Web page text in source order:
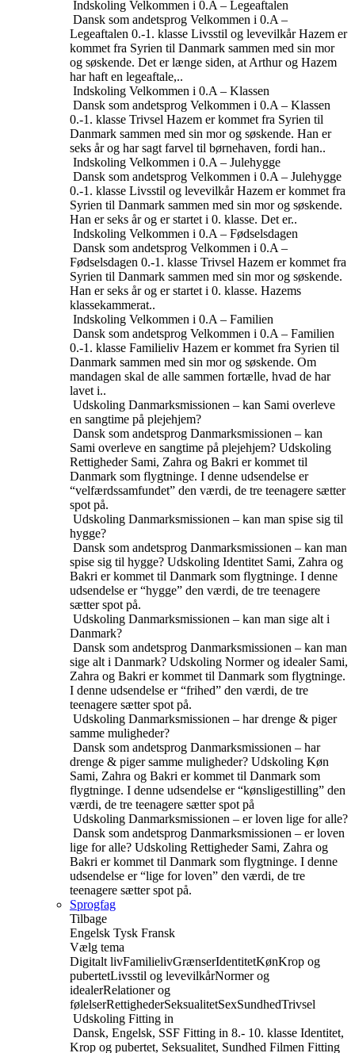
Indskoling Velkommen i 0.A – Legeaftalen
Dansk som andetsprog Velkommen i 0.A –
Legeaftalen 0.-1. klasse Livsstil og levevilkår Hazem er
kommet fra Syrien til Danmark sammen med sin mor
og søskende. Det er længe siden, at Arthur og Hazem
har haft en legeaftale,..
Indskoling Velkommen i 0.A – Klassen
Dansk som andetsprog Velkommen i 0.A – Klassen
0.-1. klasse Trivsel Hazem er kommet fra Syrien til
Danmark sammen med sin mor og søskende. Han er
seks år og har sagt farvel til børnehaven, fordi han..
Indskoling Velkommen i 0.A – Julehygge
Dansk som andetsprog Velkommen i 0.A – Julehygge
0.-1. klasse Livsstil og levevilkår Hazem er kommet fra
Syrien til Danmark sammen med sin mor og søskende.
Han er seks år og er startet i 0. klasse. Det er..
Indskoling Velkommen i 0.A – Fødselsdagen
Dansk som andetsprog Velkommen i 0.A –
Fødselsdagen 0.-1. klasse Trivsel Hazem er kommet fra
Syrien til Danmark sammen med sin mor og søskende.
Han er seks år og er startet i 0. klasse. Hazems
klassekammerat..
Indskoling Velkommen i 0.A – Familien
Dansk som andetsprog Velkommen i 0.A – Familien
0.-1. klasse Familieliv Hazem er kommet fra Syrien til
Danmark sammen med sin mor og søskende. Om
mandagen skal de alle sammen fortælle, hvad de har
lavet i..
Udskoling Danmarksmissionen – kan Sami overleve
en sangtime på plejehjem?
Dansk som andetsprog Danmarksmissionen – kan
Sami overleve en sangtime på plejehjem? Udskoling
Rettigheder Sami, Zahra og Bakri er kommet til
Danmark som flygtninge. I denne udsendelse er
“velfærdssamfundet” den værdi, de tre teenagere sætter
spot på.
Udskoling Danmarksmissionen – kan man spise sig til
hygge?
Dansk som andetsprog Danmarksmissionen – kan man
spise sig til hygge? Udskoling Identitet Sami, Zahra og
Bakri er kommet til Danmark som flygtninge. I denne
udsendelse er “hygge” den værdi, de tre teenagere
sætter spot på.
Udskoling Danmarksmissionen – kan man sige alt i
Danmark?
Dansk som andetsprog Danmarksmissionen – kan man
sige alt i Danmark? Udskoling Normer og idealer Sami,
Zahra og Bakri er kommet til Danmark som flygtninge.
I denne udsendelse er “frihed” den værdi, de tre
teenagere sætter spot på.
Udskoling Danmarksmissionen – har drenge & piger
samme muligheder?
Dansk som andetsprog Danmarksmissionen – har
drenge & piger samme muligheder? Udskoling Køn
Sami, Zahra og Bakri er kommet til Danmark som
flygtninge. I denne udsendelse er “kønsligestilling” den
værdi, de tre teenagere sætter spot på
Udskoling Danmarksmissionen – er loven lige for alle?
Dansk som andetsprog Danmarksmissionen – er loven
lige for alle? Udskoling Rettigheder Sami, Zahra og
Bakri er kommet til Danmark som flygtninge. I denne
udsendelse er “lige for loven” den værdi, de tre
teenagere sætter spot på.
Sprogfag
Tilbage
Engelsk Tysk Fransk
Vælg tema
Digitalt livFamilielivGrænserIdentitetKønKrop og
pubertetLivsstil og levevilkårNormer og
idealerRelationer og
følelserRettighederSeksualitetSexSundhedTrivsel
Udskoling Fitting in
Dansk, Engelsk, SSF Fitting in 8.- 10. klasse Identitet,
Krop og pubertet, Seksualitet, Sundhed Filmen Fitting